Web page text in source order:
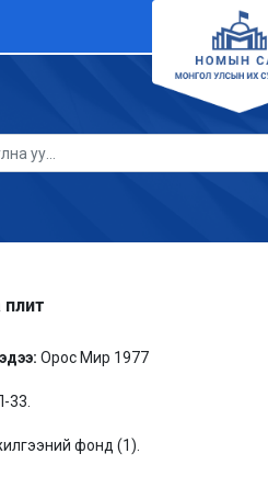
Орос Мир 1977
33.
фонд (1).